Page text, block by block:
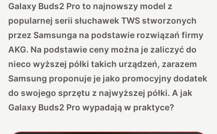
Galaxy Buds2 Pro to najnowszy model z
popularnej serii słuchawek TWS stworzonych
przez Samsunga na podstawie rozwiązań firmy
AKG. Na podstawie ceny można je zaliczyć do
nieco wyższej półki takich urządzeń, zarazem
Samsung proponuje je jako promocyjny dodatek
do swojego sprzętu z najwyższej półki. A jak
Galaxy Buds2 Pro wypadają w praktyce?